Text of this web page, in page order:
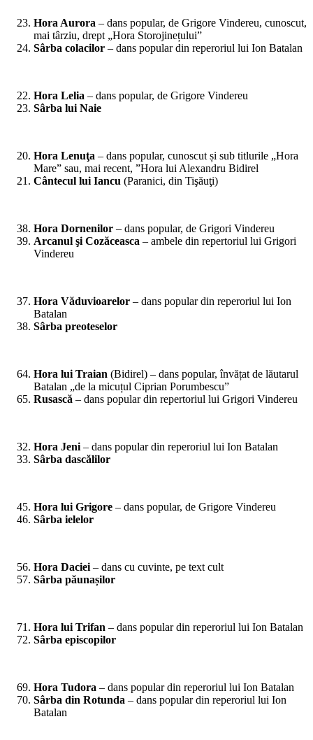
Hora Aurora – dans popular, de Grigore Vindereu, cunoscut,
mai târziu, drept „Hora Storojinețului”
Sârba colacilor – dans popular din reperoriul lui Ion Batalan
Hora Lelia – dans popular, de Grigore Vindereu
Sârba lui Naie
Hora Lenuţa – dans popular, cunoscut și sub titlurile „Hora
Mare” sau, mai recent, ”Hora lui Alexandru Bidirel
Cântecul lui Iancu (Paranici, din Tişăuţi)
Hora Dornenilor – dans popular, de Grigori Vindereu
Arcanul şi Cozăceasca – ambele din repertoriul lui Grigori
Vindereu
Hora Văduvioarelor – dans popular din reperoriul lui Ion
Batalan
Sârba preoteselor
Hora lui Traian (Bidirel) – dans popular, învățat de lăutarul
Batalan „de la micuțul Ciprian Porumbescu”
Rusască – dans popular din repertoriul lui Grigori Vindereu
Hora Jeni – dans popular din reperoriul lui Ion Batalan
Sârba dascălilor
Hora lui Grigore – dans popular, de Grigore Vindereu
Sârba ielelor
Hora Daciei – dans cu cuvinte, pe text cult
Sârba păunașilor
Hora lui Trifan – dans popular din reperoriul lui Ion Batalan
Sârba episcopilor
Hora Tudora – dans popular din reperoriul lui Ion Batalan
Sârba din Rotunda – dans popular din reperoriul lui Ion
Batalan